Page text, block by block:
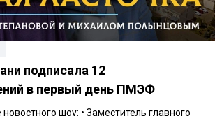
подписала 12
в первый день ПМЭФ
шоу: • Заместитель главного